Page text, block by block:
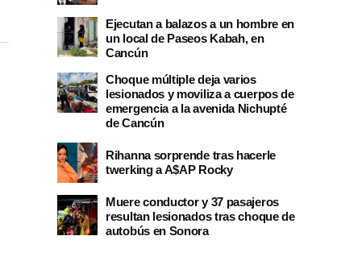
Ejecutan a balazos a un hombre en
un local de Paseos Kabah, en
Cancún
Choque múltiple deja varios
lesionados y moviliza a cuerpos de
emergencia a la avenida Nichupté
de Cancún
Rihanna sorprende tras hacerle
twerking a A$AP Rocky
Muere conductor y 37 pasajeros
resultan lesionados tras choque de
autobús en Sonora